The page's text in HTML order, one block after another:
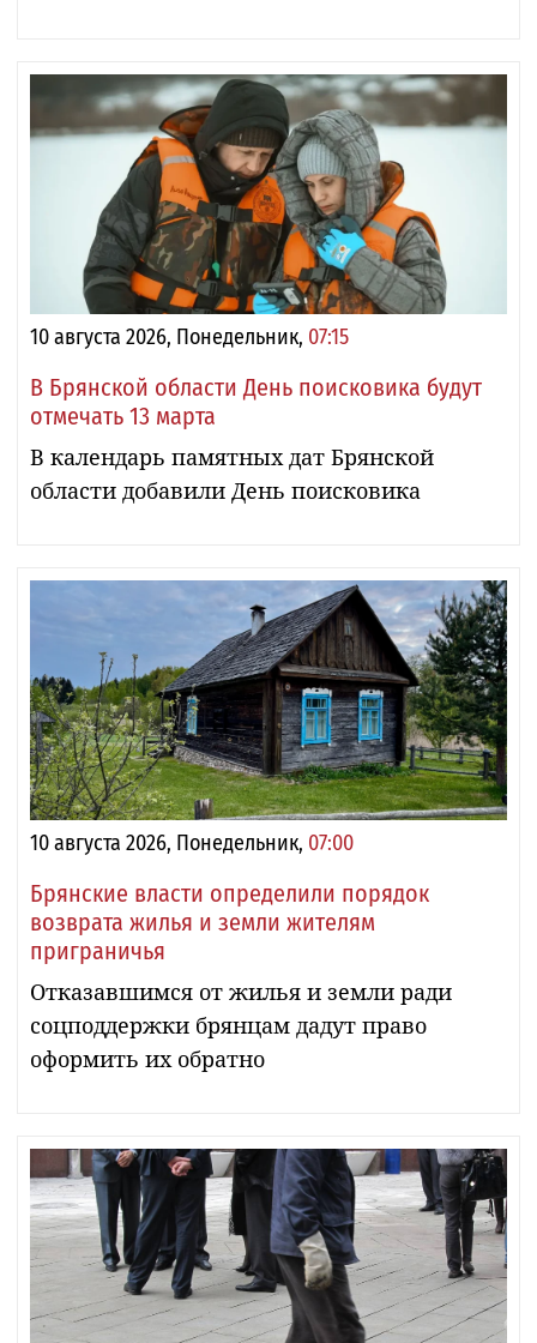
10 августа 2026, Понедельник, 07:15
В Брянской области День поисковика будут
отмечать 13 марта
В календарь памятных дат Брянской
области добавили День поисковика
10 августа 2026, Понедельник, 07:00
Брянские власти определили порядок
возврата жилья и земли жителям
приграничья
Отказавшимся от жилья и земли ради
соцподдержки брянцам дадут право
оформить их обратно